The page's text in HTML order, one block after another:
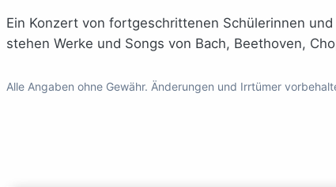
Ein Konzert von fortgeschrittenen Schülerinnen
stehen Werke und Songs von Bach, Beethoven,
Alle Angaben ohne Gewähr. Änderungen und Irrtümer